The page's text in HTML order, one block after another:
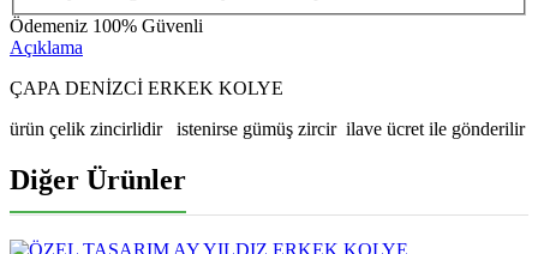
Ödemeniz 100% Güvenli
Açıklama
ÇAPA DENİZCİ ERKEK KOLYE
ürün çelik zincirlidir istenirse gümüş zircir ilave ücret ile gönderilir
Diğer Ürünler